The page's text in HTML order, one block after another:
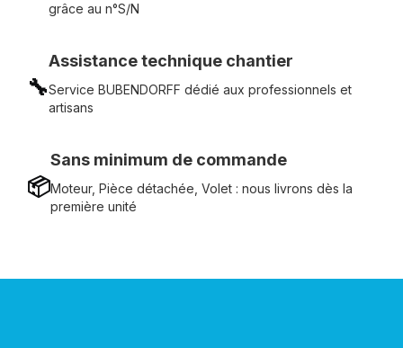
grâce au n°S/N
🔧
Assistance technique chantier
Service BUBENDORFF dédié aux professionnels et
artisans
📦
Sans minimum de commande
Moteur, Pièce détachée, Volet : nous livrons dès la
première unité